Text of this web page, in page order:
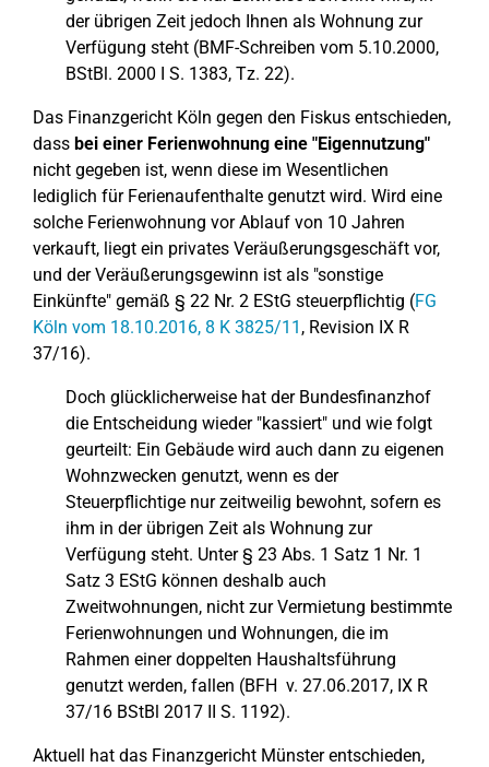
der übrigen Zeit jedoch Ihnen als Wohnung zur
Verfügung steht (BMF-Schreiben vom 5.10.2000,
BStBl. 2000 I S. 1383, Tz. 22).
Das Finanzgericht Köln gegen den Fiskus entschieden,
dass bei einer Ferienwohnung eine "Eigennutzung"
nicht gegeben ist, wenn diese im Wesentlichen
lediglich für Ferienaufenthalte genutzt wird. Wird eine
solche Ferienwohnung vor Ablauf von 10 Jahren
verkauft, liegt ein privates Veräußerungsgeschäft vor,
und der Veräußerungsgewinn ist als "sonstige
Einkünfte" gemäß § 22 Nr. 2 EStG steuerpflichtig (FG
Köln vom 18.10.2016, 8 K 3825/11 , Revision IX R
37/16).
Doch glücklicherweise hat der Bundesfinanzhof
die Entscheidung wieder "kassiert" und wie folgt
geurteilt: Ein Gebäude wird auch dann zu eigenen
Wohnzwecken genutzt, wenn es der
Steuerpflichtige nur zeitweilig bewohnt, sofern es
ihm in der übrigen Zeit als Wohnung zur
Verfügung steht. Unter § 23 Abs. 1 Satz 1 Nr. 1
Satz 3 EStG können deshalb auch
Zweitwohnungen, nicht zur Vermietung bestimmte
Ferienwohnungen und Wohnungen, die im
Rahmen einer doppelten Haushaltsführung
genutzt werden, fallen (BFH v. 27.06.2017, IX R
37/16 BStBl 2017 II S. 1192).
Aktuell hat das Finanzgericht Münster entschieden,